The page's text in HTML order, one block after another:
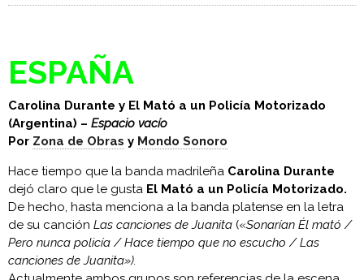
ESPAÑA
Carolina Durante y El Mató a un Policía Motorizado
(Argentina) – Espacio vacío
Por Zona de Obras y Mondo Sonoro
Hace tiempo que la banda madrileña Carolina Durante
dejó claro que le gusta El Mató a un Policía Motorizado.
De hecho, hasta menciona a la banda platense en la letra
de su canción Las canciones de Juanita («Sonarían Él mató /
Pero nunca policía / Hace tiempo que no escucho / Las
canciones de Juanita»).